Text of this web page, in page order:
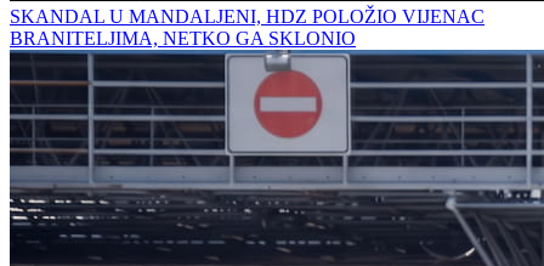
SKANDAL U MANDALJENI, HDZ POLOŽIO VIJENAC
BRANITELJIMA, NETKO GA SKLONIO